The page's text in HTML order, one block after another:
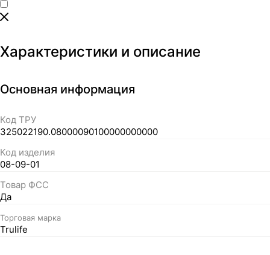
Характеристики и описание
Основная информация
Код ТРУ
325022190.08000090100000000000
Код изделия
08-09-01
Товар ФСС
Да
Торговая марка
Trulife